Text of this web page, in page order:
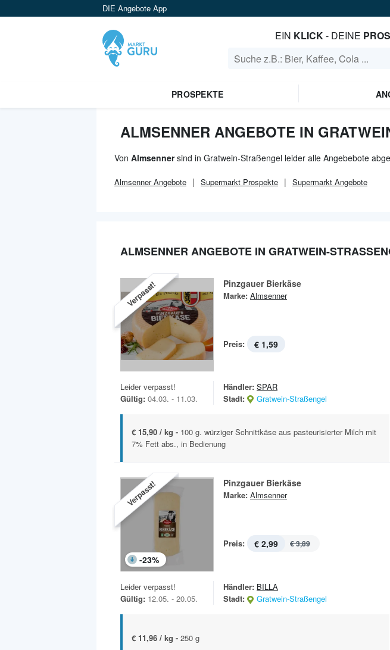
DIE Angebote App
EIN KLICK- DEINE
PROSPEKTE
ALMSENNER ANGEBOTE IN
Von Almsennersind in Gratwein-Straßengel leider alle Angebebote
AlmsennerAngebote Supermarkt Prospekte Supermarkt Angebote
ALMSENNER ANGEBOTE IN GRATWEIN-
Verpasst! Pinzgauer Bierkäse
Marke: Almsenner
Preis: € 1,59
Leider verpasst!
Gültig: 04.03. - 11.03.
Händler: SPAR
Stadt:
Gratwein-Straßengel
€ 15,90 / kg - 100 g. würziger Schnittkäse aus pasteurisierter Milch mit
7% Fett abs., in Bedienung
Verpasst!
-23%
Pinzgauer Bierkäse
Marke: Almsenner
Preis: € 2,99 € 3,89
Leider verpasst!
Gültig: 12.05. - 20.05.
Händler: BILLA
Stadt:
Gratwein-Straßengel
€ 11,96 / kg - 250 g